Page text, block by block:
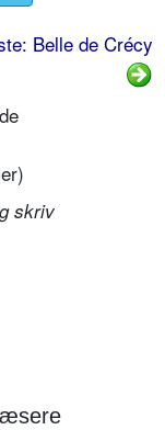
Belle de Crécy
skriv